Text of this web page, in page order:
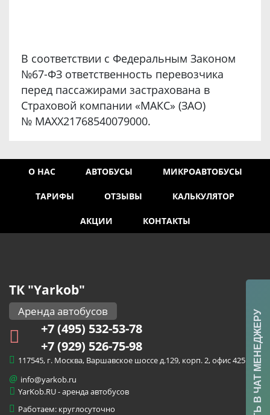
В соответствии с Федеральным Законом
№67-ФЗ ответственность перевозчика
перед пассажирами застрахована в
Страховой компании «МАКС» (ЗАО)
№ MAXX21768540079000.
О НАС АВТОБУСЫ МИКРОАВТОБУСЫ
ТАРИФЫ ОТЗЫВЫ КАЛЬКУЛЯТОР
АКЦИИ КОНТАКТЫ
ТК "Yarkob"
Аренда автобусов
+7 (495) 532-53-78
+7 (929) 526-75-98
117545, г. Москва, Варшавское шоссе д.129, корп. 2, офис 425
@ info@yarkob.ru
YarKob.RU-аренда автобусов
Работаем: круглосуточно